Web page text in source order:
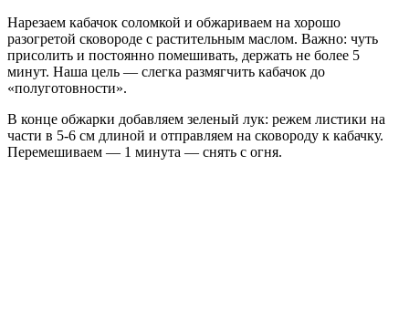
Нарезаем кабачок соломкой и обжариваем на хорошо
разогретой сковороде с растительным маслом. Важно: чуть
присолить и постоянно помешивать, держать не более 5
минут. Наша цель — слегка размягчить кабачок до
«полуготовности».
В конце обжарки добавляем зеленый лук: режем листики на
части в 5-6 см длиной и отправляем на сковороду к кабачку.
Перемешиваем — 1 минута — снять с огня.